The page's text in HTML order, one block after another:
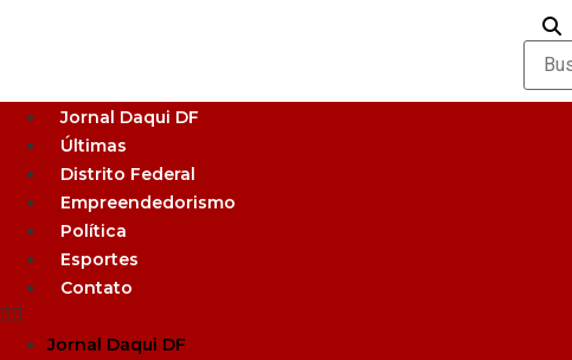
Jornal Daqui DF
Últimas
Distrito Federal
Empreendedorismo
Política
Esportes
Contato
Jornal Daqui DF